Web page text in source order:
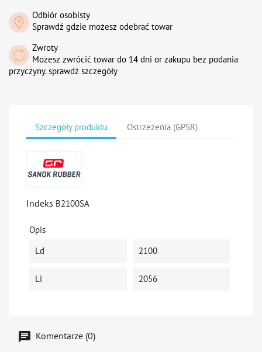
Odbiór osobisty
Sprawdź gdzie możesz odebrać towar
Zwroty
Możesz zwrócić towar do 14 dni or zakupu bez podania
przyczyny. sprawdź szczegóły
Szczegóły produktu Ostrzeżeńia (GPSR)
Indeks B2100SA
Opis
Ld
2100
Li 2056
Komentarze (0)